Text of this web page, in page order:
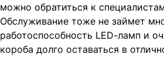
можно обратиться к
Обслуживание тоже не займет
работоспособность LED-ламп и
короба долго оставаться в